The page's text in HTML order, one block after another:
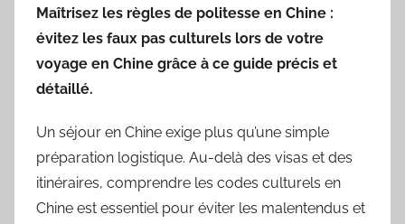
Maîtrisez les règles de politesse en Chine :
évitez les faux pas culturels lors de votre
voyage en Chine grâce à ce guide précis et
détaillé.
Un séjour en Chine exige plus qu’une simple
préparation logistique. Au-delà des visas et des
itinéraires, comprendre les codes culturels en
Chine est essentiel pour éviter les malentendus et